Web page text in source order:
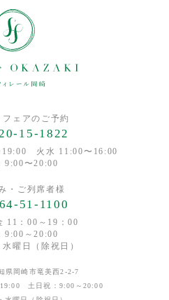
合がございます。
護のために必要がある場合であ
困難であるとき。
意を得ることが困難であると
体又はその委託を受けた者が法
に対して協力する必要がある場
ことによって当該事務の遂行に
。
て
目がございます。
なります。ご了承ください。
合わせについて
ェアのご予約
15-1822
19:00 火水 11:00〜16:00
9:00〜20:00
・ご列席者様
51-1100
11：00～19：00
9:00～20:00
曜日（除祝日）
県岡崎市竜美西2-2-7
土日祝：9:00～20:00